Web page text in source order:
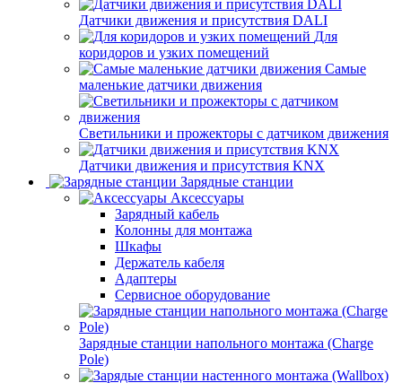
Датчики движения и присутствия DALI
Для
коридоров и узких помещений
Самые
маленькие датчики движения
Светильники и прожекторы с датчиком движения
Датчики движения и присутствия KNX
Зарядные станции
Аксессуары
Зарядный кабель
Колонны для монтажа
Шкафы
Держатель кабеля
Адаптеры
Сервисное оборудование
Зарядные станции напольного монтажа (Charge
Pole)